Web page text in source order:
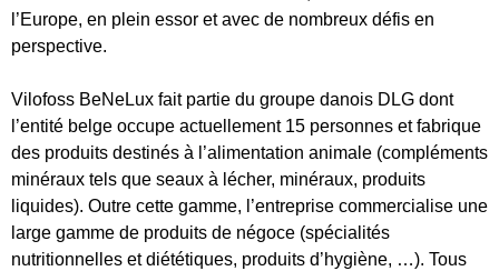
l’Europe, en plein essor et avec de nombreux défis en
perspective.
Vilofoss BeNeLux fait partie du groupe danois DLG dont
l’entité belge occupe actuellement 15 personnes et fabrique
des produits destinés à l’alimentation animale (compléments
minéraux tels que seaux à lécher, minéraux, produits
liquides). Outre cette gamme, l’entreprise commercialise une
large gamme de produits de négoce (spécialités
nutritionnelles et diététiques, produits d’hygiène, …). Tous